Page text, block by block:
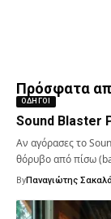
Πρόσφατα
ΟΔΗΓΟΊ
Sound Blaster
Αν αγόρασες το
θόρυβο από πίσω
ByΠαναγιώτης